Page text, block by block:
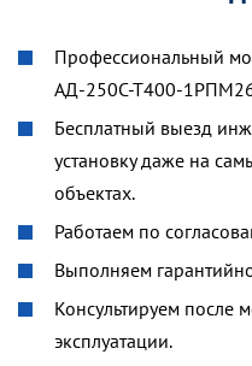
Профессиональный
АД-250С-Т400-
Бесплатный выезд
установку даже на
объектах.
Работаем по
Выполняем
Консультируем после
эксплуатации.